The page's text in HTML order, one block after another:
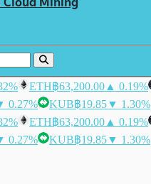
ETH฿63,200.00 ▲ 0.19%
0.27% KUB฿19.85▼ 1.30%
ETH฿63,200.00 ▲ 0.19%
0.27% KUB฿19.85▼ 1.30%